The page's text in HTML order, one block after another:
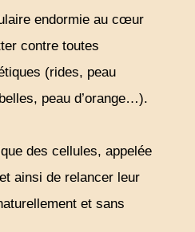
endormie au cœur
contre toutes
(rides, peau
peau d’orange…).
des cellules, appelée
ainsi de relancer leur
et sans